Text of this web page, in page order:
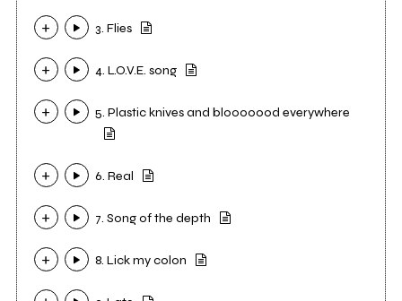
3. Flies
4. L.O.V.E. song
5. Plastic knives and blooooood everywhere
6. Real
7. Song of the depth
8. Lick my colon